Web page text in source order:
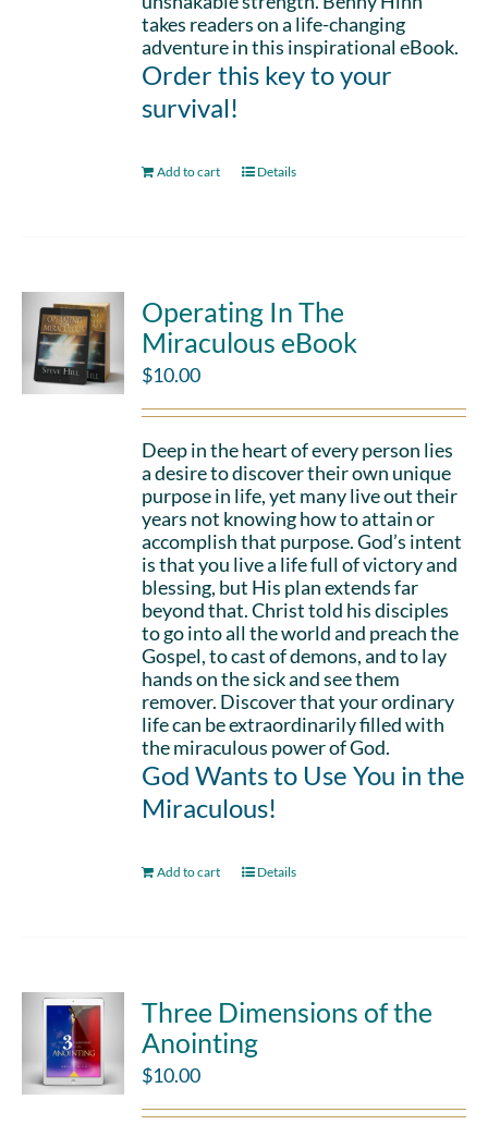
takes readers on a life-changing
adventure in this inspirational eBook.
Order this key to your
survival!
Add to cart Details
Operating In The
Miraculous eBook
$10.00
Deep in the heart of every person lies
a desire to discover their own unique
purpose in life, yet many live out their
years not knowing how to attain or
accomplish that purpose. God’s intent
is that you live a life full of victory and
blessing, but His plan extends far
beyond that. Christ told his disciples
to go into all the world and preach the
Gospel, to cast of demons, and to lay
hands on the sick and see them
remover. Discover that your ordinary
life can be extraordinarily filled with
the miraculous power of God.
God Wants to Use You in the
Miraculous!
Add to cart Details
Three Dimensions of the
Anointing
$10.00